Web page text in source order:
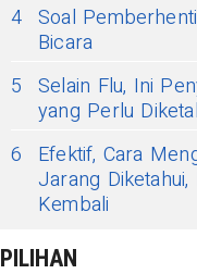
4 Soal
Bicara
5 Selain Flu, Ini
yang Perlu
6
Efektif, Cara
Jarang
Kembali
PILIHAN